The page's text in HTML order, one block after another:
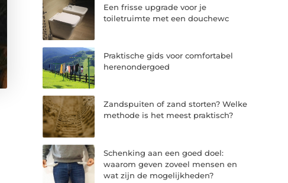
Een frisse upgrade voor je
toiletruimte met een douchewc
Praktische gids voor comfortabel
herenondergoed
Zandspuiten of zand storten? Welke
methode is het meest praktisch?
Schenking aan een goed doel:
waarom geven zoveel mensen en
wat zijn de mogelijkheden?